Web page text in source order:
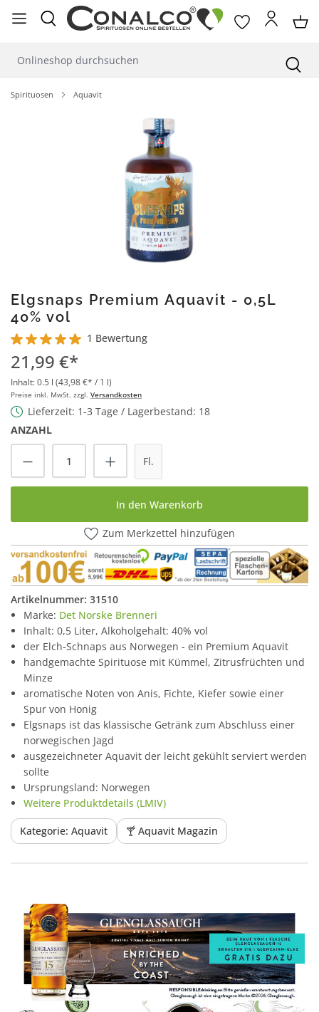
springen
Spirituosen Aquavit
Bildergalerie überspringen
Elgsnaps Premium Aquavit - 0,5L
40% vol
Durchschnittliche Bewertung von 5 von 5 Sternen
1 Bewertung
21,99 €*
Inhalt:0.5 l (43,98 €* / 1 l)
Preise inkl. MwSt. zzgl. Versandkosten
Lieferzeit: 1-3 Tage / Lagerbestand: 18
ANZAHL
Produkt Anzahl: Gib den gewünschten
Fl.
In den Warenkorb
Zum Merkzettel hinzufügen
Artikelnummer: 31510
Marke: Det Norske Brenneri
Inhalt: 0,5 Liter, Alkoholgehalt: 40% vol
der Elch-Schnaps aus Norwegen - ein Premium Aquavit
handgemachte Spirituose mit Kümmel, Zitrusfrüchten und
Minze
aromatische Noten von Anis, Fichte, Kiefer sowie einer
Spur von Honig
Elgsnaps ist das klassische Getränk zum Abschluss einer
norwegischen Jagd
ausgezeichneter Aquavit der leicht gekühlt serviert werden
sollte
Ursprungsland: Norwegen
Weitere Produktdetails (LMIV)
Kategorie: Aquavit 🍸 Aquavit Magazin